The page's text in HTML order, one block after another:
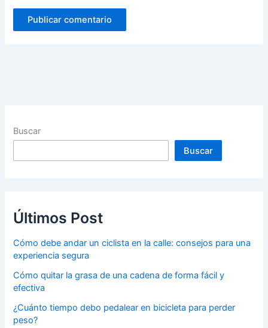
Buscar
Buscar
Últimos Post
Cómo debe andar un ciclista en la calle: consejos para una
experiencia segura
Cómo quitar la grasa de una cadena de forma fácil y
efectiva
¿Cuánto tiempo debo pedalear en bicicleta para perder
peso?